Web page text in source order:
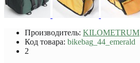
Производитель: KILOMETRUM
Код товара: bikebag_44_emerald
2